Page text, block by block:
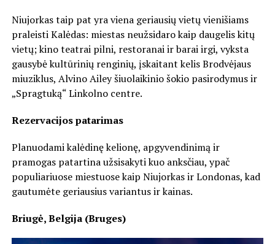
Niujorkas taip pat yra viena geriausių vietų vienišiams
praleisti Kalėdas: miestas neužsidaro kaip daugelis kitų
vietų; kino teatrai pilni, restoranai ir barai irgi, vyksta
gausybė kultūrinių renginių, įskaitant kelis Brodvėjaus
miuziklus, Alvino Ailey šiuolaikinio šokio pasirodymus ir
„Spragtuką“ Linkolno centre.
Rezervacijos patarimas
Planuodami kalėdinę kelionę, apgyvendinimą ir
pramogas patartina užsisakyti kuo anksčiau, ypač
populiariuose miestuose kaip Niujorkas ir Londonas, kad
gautumėte geriausius variantus ir kainas.
Briugė, Belgija (Bruges)